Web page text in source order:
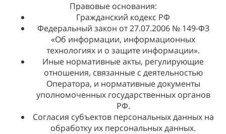
Правовые основания:
Гражданский кодекс РФ
Федеральный закон от 27.07.2006 № 149-ФЗ
«Об информации, информационных
технологиях и о защите информации».
Иные нормативные акты, регулирующие
отношения, связанные с деятельностью
Оператора, и нормативные документы
уполномоченных государственных органов
РФ.
Согласия субъектов персональных данных на
обработку их персональных данных.